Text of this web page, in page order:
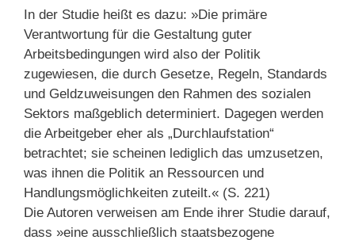
In der Studie heißt es dazu: »Die primäre
Verantwortung für die Gestaltung guter
Arbeitsbedingungen wird also der Politik
zugewiesen, die durch Gesetze, Regeln, Standards
und Geldzuweisungen den Rahmen des sozialen
Sektors maßgeblich determiniert. Dagegen werden
die Arbeitgeber eher als „Durchlaufstation“
betrachtet; sie scheinen lediglich das umzusetzen,
was ihnen die Politik an Ressourcen und
Handlungsmöglichkeiten zuteilt.« (S. 221)
Die Autoren verweisen am Ende ihrer Studie darauf,
dass »eine ausschließlich staatsbezogene